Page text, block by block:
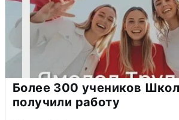
Более 300 учеников
получили работу